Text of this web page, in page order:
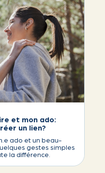
et mon ado:
un lien?
ado et un beau-
gestes simples
la différence.